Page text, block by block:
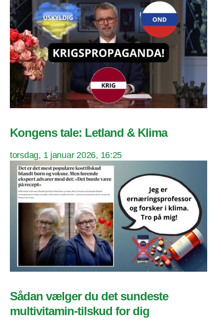
Kongens tale: Letland & Klima
torsdag, 1 januar 2026, 16:25
Sådan vælger du det sundeste
multivitamin-tilskud for dig